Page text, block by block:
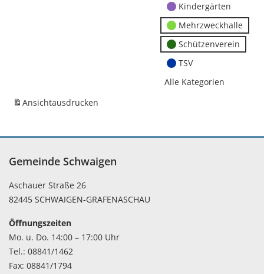
Kindergärten
Mehrzweckhalle
Schützenverein
TSV
Alle Kategorien
Ansichtausdrucken
Gemeinde Schwaigen
Aschauer Straße 26
82445 SCHWAIGEN-GRAFENASCHAU
Öffnungszeiten
Mo. u. Do. 14:00 – 17:00 Uhr
Tel.: 08841/1462
Fax: 08841/1794